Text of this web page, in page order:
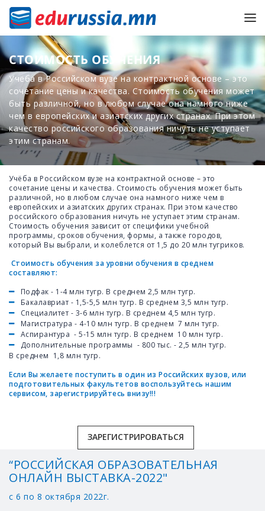
СТОИМОСТЬ ОБУЧЕНИЯ
Учёба в Российском вузе на контрактной основе – это
сочетание цены и качества. Стоимость обучения может
быть различной, но в любом случае она намного ниже
чем в европейских и азиатских других странах. При этом
качество российского образования ничуть не уступает
этим странам.
Учёба в Российском вузе на контрактной основе – это
сочетание цены и качества. Стоимость обучения может быть
различной, но в любом случае она намного ниже чем в
европейских и азиатских других странах. При этом качество
российского образования ничуть не уступает этим странам.
Стоимость обучения зависит от специфики учебной
программы, сроков обучения, формы, а также городов,
который Вы выбрали, и колеблется от 1,5 до 20 млн тугриков.
Стоимость обучения за уровни обучения в среднем
составляют:
Подфак - 1-4 млн тугр. В среднем 2,5 млн тугр.
Бакалавриат - 1,5-5,5 млн тугр. В среднем 3,5 млн тугр.
Специалитет - 3-6 млн тугр. В среднем 4,5 млн тугр.
Магистратура - 4-10 млн тугр. В среднем 7 млн тугр.
Аспирантура - 5-15 млн тугр. В среднем 10 млн тугр.
Дополнительные программы - 800 тыс. - 2,5 млн тугр.
В среднем 1,8 млн тугр.
Если Вы желаете поступить в один из Российских вузов, или
подготовительных факультетов воспользуйтесь нашим
сервисом, зарегистрируйтесь внизу!!!
ЗАРЕГИСТРИРОВАТЬСЯ‌
“РОССИЙСКАЯ‌ ‌ОБРАЗОВАТЕЛЬНАЯ‌
‌ОНЛАЙН‌ ‌ВЫСТАВКА-2022" ‌
с 6 по 8 октября 2022г.